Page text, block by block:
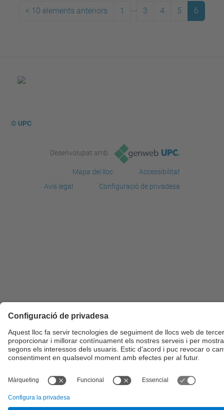
< 10 elements anteriors 1 3 4 5 6
© UPC
Desenvolupat amb
Mapa del lloc
Accessibilitat
Avís legal
Configuració de privadesa